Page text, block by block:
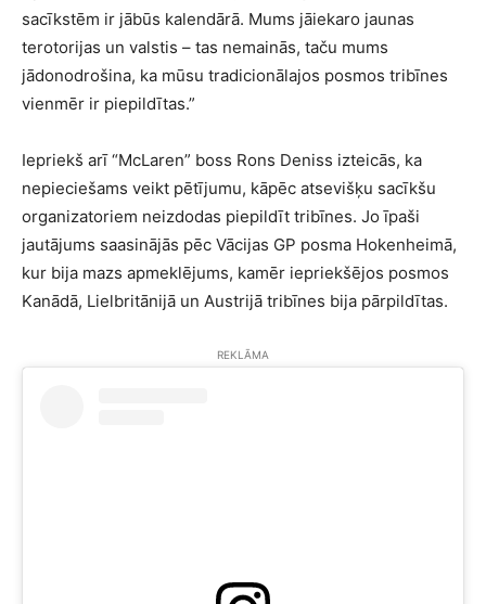
sacīkstēm ir jābūs kalendārā. Mums jāiekaro jaunas
terotorijas un valstis – tas nemainās, taču mums
jādonodrošina, ka mūsu tradicionālajos posmos tribīnes
vienmēr ir piepildītas.”
Iepriekš arī “McLaren” boss Rons Deniss izteicās, ka
nepieciešams veikt pētījumu, kāpēc atsevišķu sacīkšu
organizatoriem neizdodas piepildīt tribīnes. Jo īpaši
jautājums saasinājās pēc Vācijas GP posma Hokenheimā,
kur bija mazs apmeklējums, kamēr iepriekšējos posmos
Kanādā, Lielbritānijā un Austrijā tribīnes bija pārpildītas.
REKLĀMA